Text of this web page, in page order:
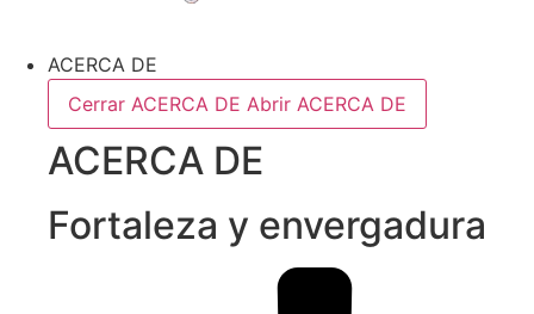
ACERCA DE
Cerrar ACERCA DE Abrir ACERCA DE
ACERCA DE
Fortaleza y envergadura